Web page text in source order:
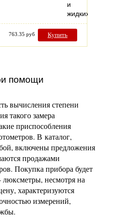
и
жидких…
763.35 руб Купить
помощи
вычисления степени
такого замера
приспособления
В каталог,
включены предложения
продажами
Покупка прибора будет
несмотря на
характеризуются
измерений,